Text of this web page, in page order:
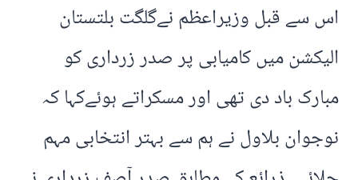
اس سے قبل وزیراعظم نےگلگت بلتستان
الیکشن میں کامیابی پر صدر زرداری کو
مبارک باد دی تھی اور مسکراتے ہوئےکہا کہ
نوجوان بلاول نے ہم سے بہتر انتخابی مہم